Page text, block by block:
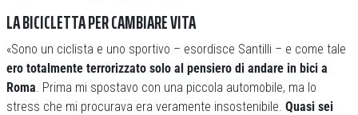
LA BICICLETTA PER CAMBIARE VITA
«Sono un ciclista e uno sportivo – esordisce Santilli – e come tale
ero totalmente terrorizzato solo al pensiero di andare in bici a
Roma. Prima mi spostavo con una piccola automobile, ma lo
stress che mi procurava era veramente insostenibile. Quasi sei